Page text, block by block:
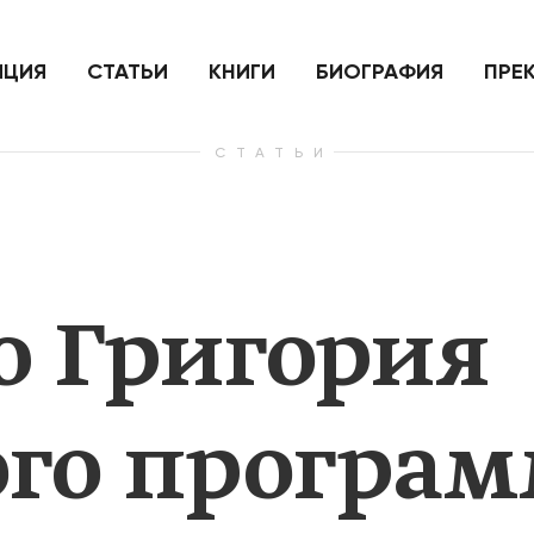
нанесенный по самим себе
СТАТЬИ КНИГИ БИОГРАФИЯ
СТАТЬИ
Григория